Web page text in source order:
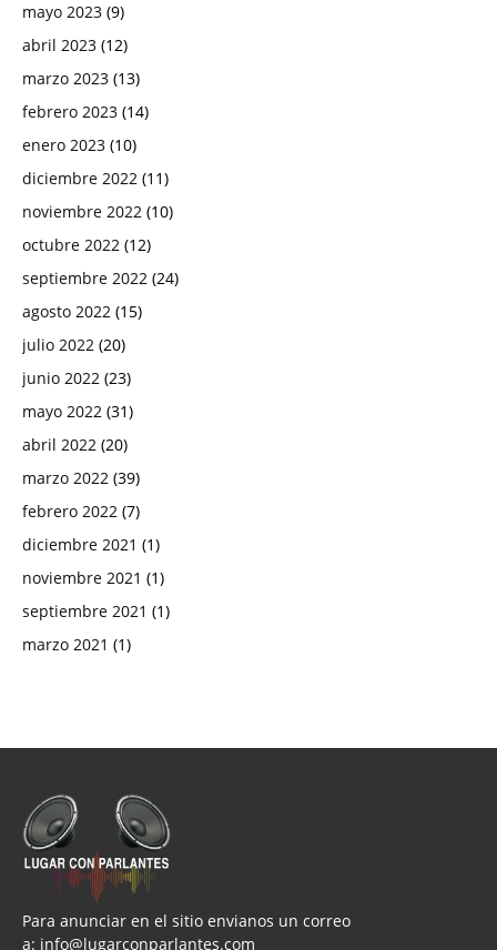
mayo 2023 (9)
abril 2023 (12)
marzo 2023 (13)
febrero 2023 (14)
enero 2023 (10)
diciembre 2022 (11)
noviembre 2022 (10)
octubre 2022 (12)
septiembre 2022 (24)
agosto 2022 (15)
julio 2022 (20)
junio 2022 (23)
mayo 2022 (31)
abril 2022 (20)
marzo 2022 (39)
febrero 2022 (7)
diciembre 2021 (1)
noviembre 2021 (1)
septiembre 2021 (1)
marzo 2021 (1)
Para anunciar en el sitio envianos un correo
a: info@lugarconparlantes.com